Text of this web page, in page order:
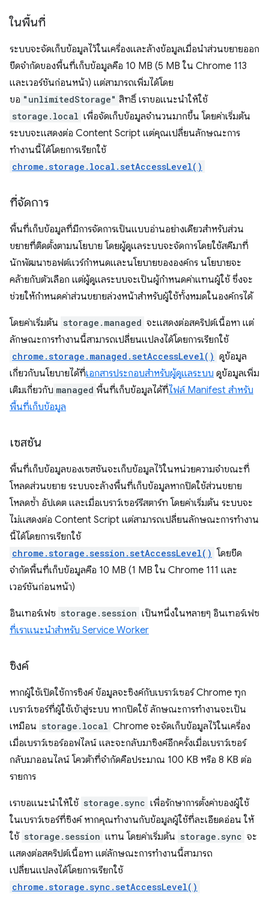
ในพื้นที่
ระบบจะจัดเก็บข้อมูลไว้ในเครื่องและล้างข้อมูลเมื่อนำส่วนขยายออก
ขีดจำกัดของพื้นที่เก็บข้อมูลคือ 10 MB (5 MB ใน Chrome 113
และเวอร์ชันก่อนหน้า) แต่สามารถเพิ่มได้โดย
ขอ "unlimitedStorage" สิทธิ์ เราขอแนะนำให้ใช้
storage.local เพื่อจัดเก็บข้อมูลจำนวนมากขึ้น โดยค่าเริ่มต้น
ระบบจะแสดงต่อ Content Script แต่คุณเปลี่ยนลักษณะการ
ทำงานนี้ได้โดยการเรียกใช้
chrome.storage.local.setAccessLevel()
ที่จัดการ
พื้นที่เก็บข้อมูลที่มีการจัดการเป็นแบบอ่านอย่างเดียวสำหรับส่วน
ขยายที่ติดตั้งตามนโยบาย โดยผู้ดูแลระบบจะจัดการโดยใช้สคีมาที่
นักพัฒนาซอฟต์แวร์กำหนดและนโยบายขององค์กร นโยบายจะ
คล้ายกับตัวเลือก แต่ผู้ดูแลระบบจะเป็นผู้กำหนดค่าแทนผู้ใช้ ซึ่งจะ
ช่วยให้กำหนดค่าส่วนขยายล่วงหน้าสำหรับผู้ใช้ทั้งหมดในองค์กรได้
โดยค่าเริ่มต้น storage.managed จะแสดงต่อสคริปต์เนื้อหา แต่
ลักษณะการทำงานนี้สามารถเปลี่ยนแปลงได้โดยการเรียกใช้
chrome.storage.managed.setAccessLevel() ดูข้อมูล
เกี่ยวกับนโยบายได้ที่เอกสารประกอบสำหรับผู้ดูแลระบบ ดูข้อมูลเพิ่ม
เติมเกี่ยวกับ managed พื้นที่เก็บข้อมูลได้ที่ไฟล์ Manifest สำหรับ
พื้นที่เก็บข้อมูล
เซสชัน
พื้นที่เก็บข้อมูลของเซสชันจะเก็บข้อมูลไว้ในหน่วยความจำขณะที่
โหลดส่วนขยาย ระบบจะล้างพื้นที่เก็บข้อมูลหากปิดใช้ส่วนขยาย
โหลดซ้ำ อัปเดต และเมื่อเบราว์เซอร์รีสตาร์ท โดยค่าเริ่มต้น ระบบจะ
ไม่แสดงต่อ Content Script แต่สามารถเปลี่ยนลักษณะการทำงาน
นี้ได้โดยการเรียกใช้
chrome.storage.session.setAccessLevel() โดยขีด
จำกัดพื้นที่เก็บข้อมูลคือ 10 MB (1 MB ใน Chrome 111 และ
เวอร์ชันก่อนหน้า)
อินเทอร์เฟซ storage.session เป็นหนึ่งในหลายๆ อินเทอร์เฟซ
ที่เราแนะนำสำหรับ Service Worker
ซิงค์
หากผู้ใช้เปิดใช้การซิงค์ ข้อมูลจะซิงค์กับเบราว์เซอร์ Chrome ทุก
เบราว์เซอร์ที่ผู้ใช้เข้าสู่ระบบ หากปิดใช้ ลักษณะการทำงานจะเป็น
เหมือน storage.local Chrome จะจัดเก็บข้อมูลไว้ในเครื่อง
เมื่อเบราว์เซอร์ออฟไลน์ และจะกลับมาซิงค์อีกครั้งเมื่อเบราว์เซอร์
กลับมาออนไลน์ โควต้าที่จำกัดคือประมาณ 100 KB หรือ 8 KB ต่อ
รายการ
เราขอแนะนำให้ใช้ storage.sync เพื่อรักษาการตั้งค่าของผู้ใช้
ในเบราว์เซอร์ที่ซิงค์ หากคุณทำงานกับข้อมูลผู้ใช้ที่ละเอียดอ่อน ให้
ใช้ storage.session แทน โดยค่าเริ่มต้น storage.sync จะ
แสดงต่อสคริปต์เนื้อหา แต่ลักษณะการทำงานนี้สามารถ
เปลี่ยนแปลงได้โดยการเรียกใช้
chrome.storage.sync.setAccessLevel()